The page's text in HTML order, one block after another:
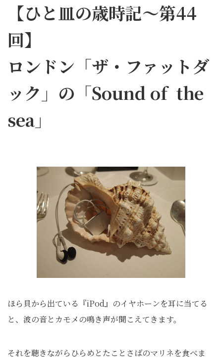
【ひと皿の歳時記～第44
回】
ロンドン「ザ・ファットダ
ック」の「Sound of the
sea」
ほら貝から出ている『iPod』のイヤホーンを耳に当てる
と、波の音とカモメの鳴き声が聞こえてきます。
それを聴きながらひらめとたことさばのマリネを食べま